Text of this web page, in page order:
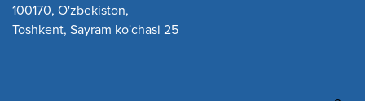
100170, O'zbekiston,
Toshkent, Sayram ko'chasi 25